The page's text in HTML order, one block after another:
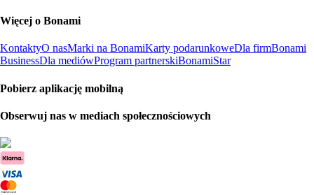
Więcej o Bonami
KontaktyO nasMarki na BonamiKarty podarunkoweDla firmBonami
BusinessDla mediówProgram partnerskiBonamiStar
Pobierz aplikację mobilną
Obserwuj nas w mediach społecznościowych